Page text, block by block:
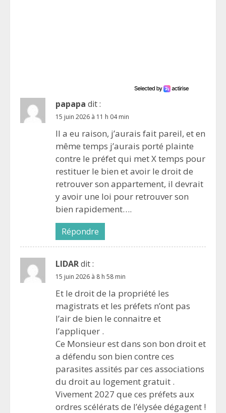
papapa dit :
15 juin 2026 à 11 h 04 min
Il a eu raison, j’aurais fait pareil, et en
même temps j’aurais porté plainte
contre le préfet qui met X temps pour
restituer le bien et avoir le droit de
retrouver son appartement, il devrait
y avoir une loi pour retrouver son
bien rapidement….
Répondre
LIDARdit :
15 juin 2026 à 8 h 58 min
Et le droit de la propriété les
magistrats et les préfets n’ont pas
l’air de bien le connaitre et
l’appliquer .
Ce Monsieur est dans son bon droit et
a défendu son bien contre ces
parasites assités par ces associations
du droit au logement gratuit .
Vivement 2027 que ces préfets aux
ordres scélérats de l’élysée dégagent !